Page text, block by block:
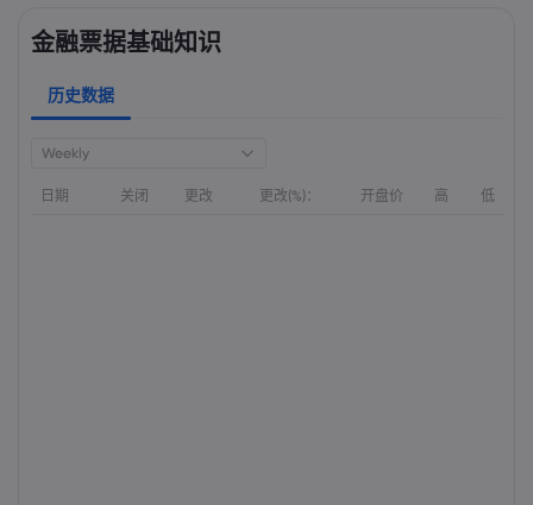
金融票据基础知识
历史数据
Weekly
日期 关闭 更改 更改(%)： 开盘价 高 低